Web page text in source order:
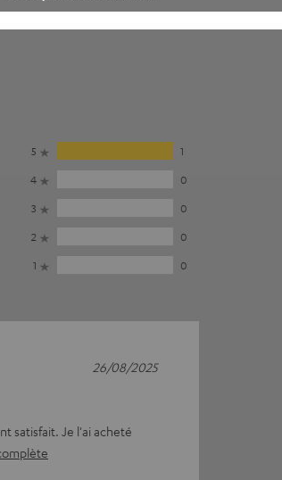
5
1
4
0
3
0
2
0
1
0
satisfait. Je l'ai acheté
26/08/2025